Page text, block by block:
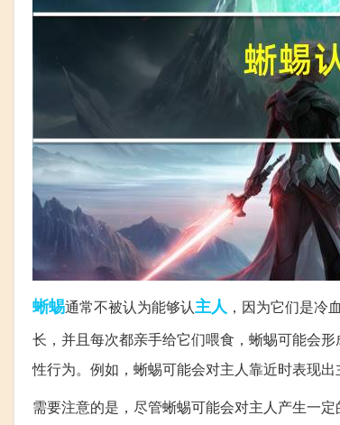
蜥蜴通常不被认为能够认主人 ，因为它们是冷
长，并且每次都亲手给它们喂食，蜥蜴可能会形
性行为。例如，蜥蜴可能会对主人靠近时表现
需要注意的是，尽管蜥蜴可能会对主人产生一